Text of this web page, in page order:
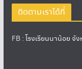
ติดตามเราได้ที่
FB :โรงเรียนนาน้อย จั